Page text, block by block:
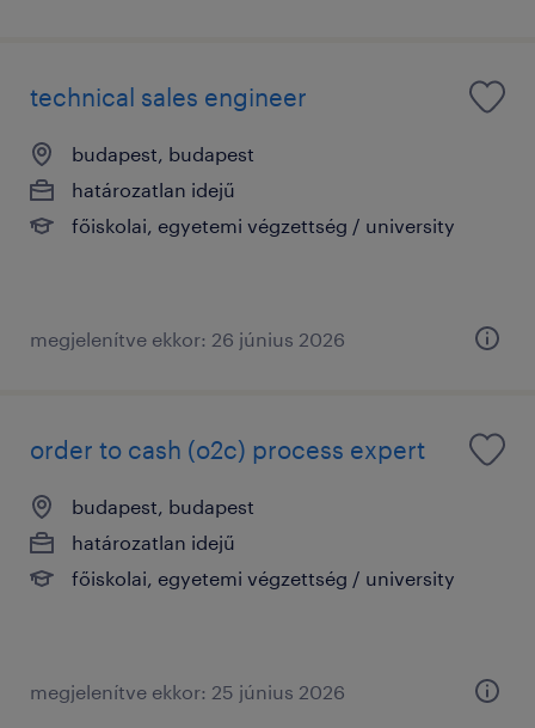
technical sales engineer
budapest, budapest
határozatlan idejű
főiskolai, egyetemi végzettség / university
megjelenítve ekkor: 26 június 2026
order to cash (o2c) process expert
budapest, budapest
határozatlan idejű
főiskolai, egyetemi végzettség / university
megjelenítve ekkor: 25 június 2026